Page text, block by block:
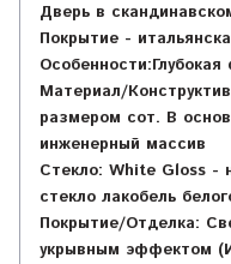
Дверь в
Покрытие -
Особенности:
Материал/
размером сот. В
инженерный массив
Стекло: White Gloss -
стекло лакобель
Покрытие/Отделка:
укрывным эффектом